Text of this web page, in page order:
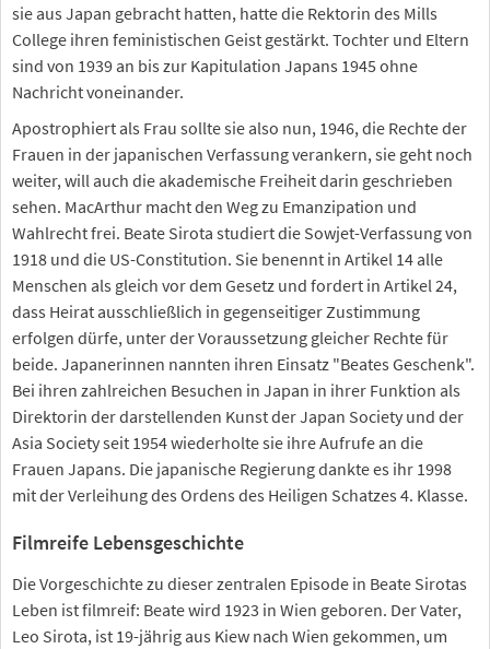
sie aus Japan gebracht hatten, hatte die Rektorin des Mills
College ihren feministischen Geist gestärkt. Tochter und Eltern
sind von 1939 an bis zur Kapitulation Japans 1945 ohne
Nachricht voneinander.
Apostrophiert als Frau sollte sie also nun, 1946, die Rechte der
Frauen in der japanischen Verfassung verankern, sie geht noch
weiter, will auch die akademische Freiheit darin geschrieben
sehen. MacArthur macht den Weg zu Emanzipation und
Wahlrecht frei. Beate Sirota studiert die Sowjet-Verfassung von
1918 und die US-Constitution. Sie benennt in Artikel 14 alle
Menschen als gleich vor dem Gesetz und fordert in Artikel 24,
dass Heirat ausschließlich in gegenseitiger Zustimmung
erfolgen dürfe, unter der Voraussetzung gleicher Rechte für
beide. Japanerinnen nannten ihren Einsatz "Beates Geschenk".
Bei ihren zahlreichen Besuchen in Japan in ihrer Funktion als
Direktorin der darstellenden Kunst der Japan Society und der
Asia Society seit 1954 wiederholte sie ihre Aufrufe an die
Frauen Japans. Die japanische Regierung dankte es ihr 1998
mit der Verleihung des Ordens des Heiligen Schatzes 4. Klasse.
Filmreife Lebensgeschichte
Die Vorgeschichte zu dieser zentralen Episode in Beate Sirotas
Leben ist filmreif: Beate wird 1923 in Wien geboren. Der Vater,
Leo Sirota, ist 19-jährig aus Kiew nach Wien gekommen, um